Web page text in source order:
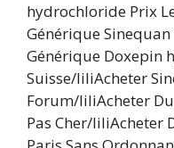
hydrochloride Prix
Générique
Générique Doxepin
Suisse/liliAcheter
Forum/liliAcheter
Pas Cher/liliAcheter